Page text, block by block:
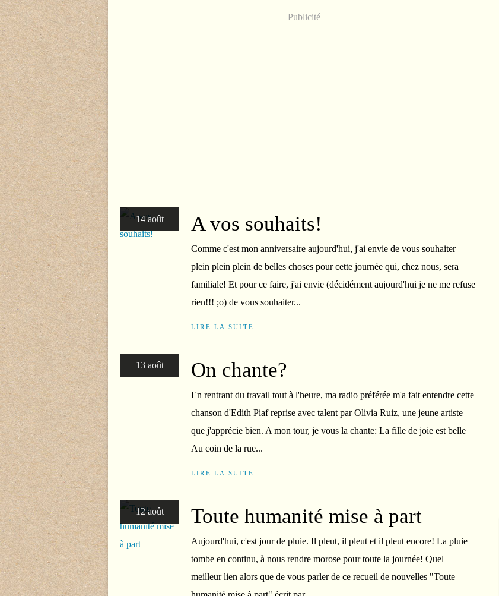
Publicité
14 août A vos souhaits!
Comme c'est mon anniversaire aujourd'hui, j'ai envie de vous souhaiter
plein plein plein de belles choses pour cette journée qui, chez nous, sera
familiale! Et pour ce faire, j'ai envie (décidément aujourd'hui je ne me refuse
rien!!! ;o) de vous souhaiter...
LIRE LA SUITE
13 août On chante?
En rentrant du travail tout à l'heure, ma radio préférée m'a fait entendre cette
chanson d'Edith Piaf reprise avec talent par Olivia Ruiz, une jeune artiste
que j'apprécie bien. A mon tour, je vous la chante: La fille de joie est belle
Au coin de la rue...
LIRE LA SUITE
12 août Toute humanité mise à part
Aujourd'hui, c'est jour de pluie. Il pleut, il pleut et il pleut encore! La pluie
tombe en continu, à nous rendre morose pour toute la journée! Quel
meilleur lien alors que de vous parler de ce recueil de nouvelles "Toute